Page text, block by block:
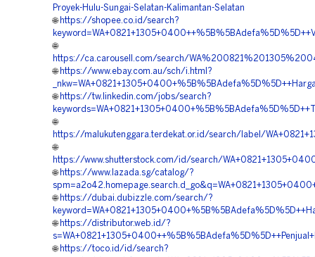
Proyek-Hulu-Sungai-Selatan-Kalimantan-Selatan
🌐 https://shopee.co.id/search?
🌐
https://ca.carousell.com/search/
🌐 https://www.ebay.com.au/sch/i.html?
🌐 https://tw.linkedin.com/jobs/search?
🌐
https://malukutenggara.terdekat.or.id/search/label/
🌐
https://www.shutterstock.com/id/search/
🌐 https://www.lazada.sg/catalog/?
🌐 https://dubai.dubizzle.com/search/?
🌐 https://distributor.web.id/?
🌐 https://toco.id/id/search?